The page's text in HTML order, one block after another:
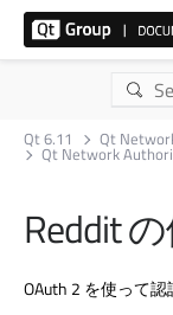
Qt 6.11 Qt
Qt Network
Reddit
OAuth 2 を使って認